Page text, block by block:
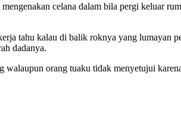
celana dalam bila pergi keluar
tahu kalau di balik roknya yang lumayan
dadanya.
walaupun orang tuaku tidak menyetujui